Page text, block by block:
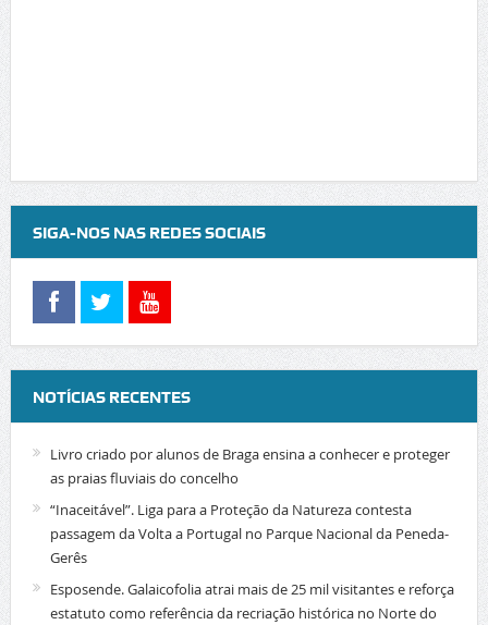
SIGA-NOS NAS REDES SOCIAIS
NOTÍCIAS RECENTES
Livro criado por alunos de Braga ensina a conhecer e proteger
as praias fluviais do concelho
“Inaceitável”. Liga para a Proteção da Natureza contesta
passagem da Volta a Portugal no Parque Nacional da Peneda-
Gerês
Esposende. Galaicofolia atrai mais de 25 mil visitantes e reforça
estatuto como referência da recriação histórica no Norte do